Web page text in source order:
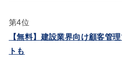
第4位
【無料】建設業界向け顧客管
トも